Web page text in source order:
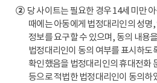
②당 사이트는 필요한 경우 14세 미만
때에는 아동에게 법정대리인의 성명
정보를 요구할 수 있으며, 동의 내용
법정대리인이 동의 여부를 표시하도
확인했음을 법정대리인의 휴대전화
등으로 적법한 법정대리인이 동의하